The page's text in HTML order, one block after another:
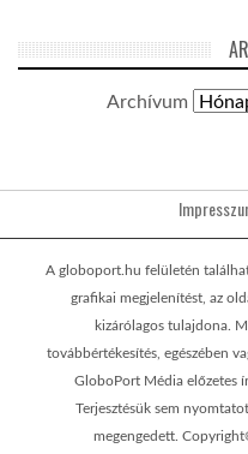
Archívum
A globoport.hu felületén
grafikai megjelenítést, az
kizárólagos tulajdona.
továbbértékesítés, egészében
GloboPort Média előzetes
Terjesztésük sem
megengedett.